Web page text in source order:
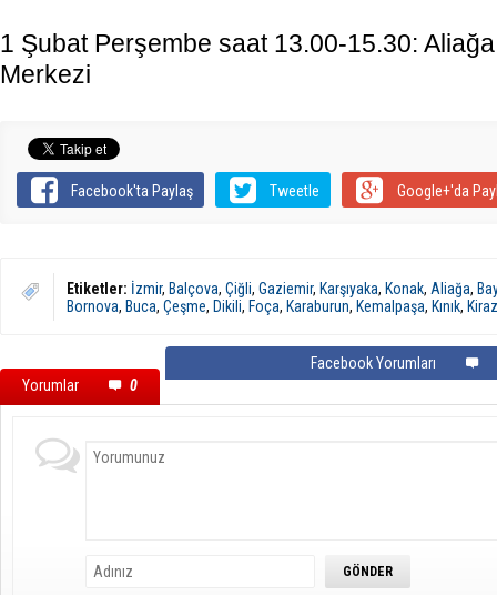
1 Şubat Perşembe saat 13.00-15.30:
Merkezi
Facebook'ta Paylaş Tweetle Google+'da
Etiketler: İzmir, Balçova, Çiğli, Gaziemir, Karşıyaka, Konak, Aliağa,
Bornova, Buca, Çeşme, Dikili, Foça, Karaburun, Kemalpaşa, Kınık, Kiraz
Yorumlar 0
Facebook Yorumları